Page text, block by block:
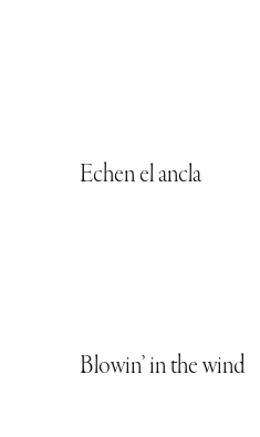
Echen el ancla
Blowin’ in the wind